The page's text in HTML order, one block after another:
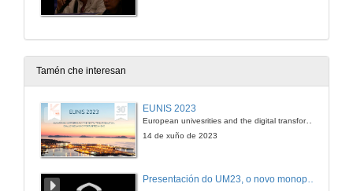
Tamén che interesan
EUNIS 2023
European univesrities and the digital transformation: challenges and opportunities ahead
14 de xuño de 2023